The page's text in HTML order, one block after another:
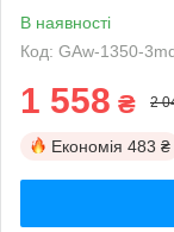
В наявності
Код: GAw-1350-
1 558 ₴ 2
Економія 483 ₴